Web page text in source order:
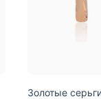
Золотые